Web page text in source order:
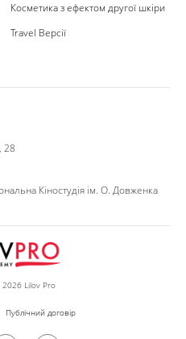
Косметика з ефектом другої шкіри
Travel Версії
28
Кіностудія ім. О. Довженка
Lilov Pro
Публічний договір